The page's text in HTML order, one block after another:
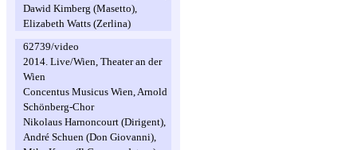
Dawid Kimberg (Masetto),
Elizabeth Watts (Zerlina)
62739/video
2014. Live/Wien, Theater an der
Wien
Concentus Musicus Wien, Arnold
Schönberg-Chor
Nikolaus Harnoncourt (Dirigent),
André Schuen (Don Giovanni),